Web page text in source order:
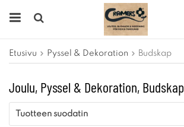
Etusivu Pyssel & Dekoration Budskap
Joulu, Pyssel & Dekoration, Budskap
Tuotteen suodatin